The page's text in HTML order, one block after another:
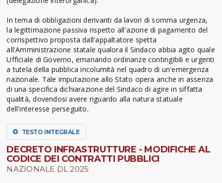
In tema di obbligazioni derivanti da lavori di somma urgenza,
la legittimazione passiva rispetto all'azione di pagamento del
corrispettivo proposta dall'appaltatore spetta
all'Amministrazione statale qualora il Sindaco abbia agito quale
Ufficiale di Governo, emanando ordinanze contingibili e urgenti
a tutela della pubblica incolumità nel quadro di un'emergenza
nazionale. Tale imputazione allo Stato opera anche in assenza
di una specifica dichiarazione del Sindaco di agire in siffatta
qualità, dovendosi avere riguardo alla natura statuale
dell'interesse perseguito.
TESTO INTEGRALE
DECRETO INFRASTRUTTURE - MODIFICHE AL
CODICE DEI CONTRATTI PUBBLICI
NAZIONALE DL 2025